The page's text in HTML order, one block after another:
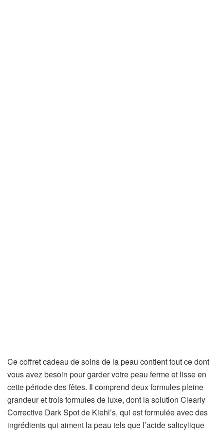
Ce coffret cadeau de soins de la peau contient tout ce dont
vous avez besoin pour garder votre peau ferme et lisse en
cette période des fêtes. Il comprend deux formules pleine
grandeur et trois formules de luxe, dont la solution Clearly
Corrective Dark Spot de Kiehl’s, qui est formulée avec des
ingrédients qui aiment la peau tels que l’acide salicylique